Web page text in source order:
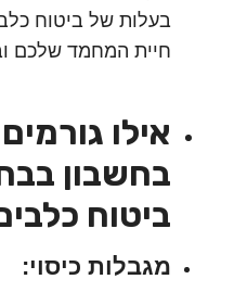
בעלות של ביטוח כלבים
חיית המחמד שלכם
אילו גורמים
בחשבון
ביטוח כלבים?
מגבלות כיסוי: